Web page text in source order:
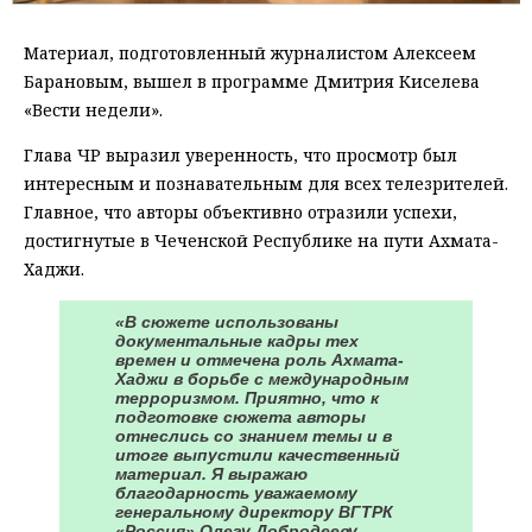
Материал, подготовленный журналистом Алексеем
Барановым, вышел в программе Дмитрия Киселева
«Вести недели».
Глава ЧР выразил уверенность, что просмотр был
интересным и познавательным для всех телезрителей.
Главное, что авторы объективно отразили успехи,
достигнутые в Чеченской Республике на пути Ахмата-
Хаджи.
«В сюжете использованы
документальные кадры тех
времен и отмечена роль Ахмата-
Хаджи в борьбе с международным
терроризмом. Приятно, что к
подготовке сюжета авторы
отнеслись со знанием темы и в
итоге выпустили качественный
материал. Я выражаю
благодарность уважаемому
генеральному директору ВГТРК